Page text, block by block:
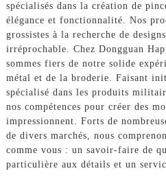
spécialisés dans la création de
élégance et fonctionnalité. Nos
grossistes à la recherche de
irréprochable. Chez Dongguan
sommes fiers de notre solide
métal et de la broderie. Faisant
spécialisé dans les produits
nos compétences pour créer des
impressionnent. Forts de
de divers marchés, nous
comme vous : un savoir-faire de
particulière aux détails et un